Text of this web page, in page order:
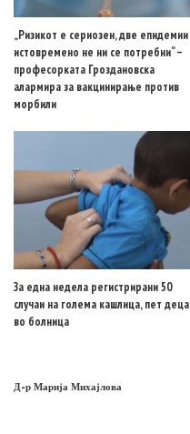
„Ризикот е сериозен, две епидемии
истовремено не ни се потребни“ –
професорката Гроздановска
алармира за вакцинирање против
морбили
За една недела регистрирани 50
случаи на голема кашлица, пет деца
во болница
Д-р Марија Михајлова